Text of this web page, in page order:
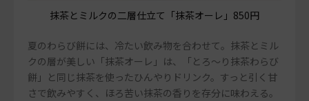
抹茶とミルクの二層仕立て「抹茶オーレ」850円
夏のわらび餅には、冷たい飲み物を合わせて。抹茶とミル
クの層が美しい「抹茶オーレ」は、「とろ～り抹茶わらび
餅」と同じ抹茶を使ったひんやりドリンク。すっと引く甘
さで飲みやすく、ほろ苦い抹茶の香りを存分に味わえる。